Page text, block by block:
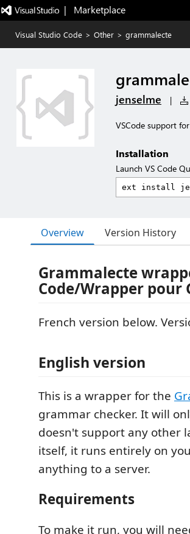
|   Marketplace
Visual Studio Code > Other > grammalecte
jenselme |
VSCode support
Installation
Launch VS Code
Overview Version History
Grammalecte
Code/Wrapper pour
French version below.
English version
This is a wrapper for the
grammar checker. It will
doesn't support any other
itself, it runs entirely on
anything to a server.
Requirements
To make it run, you will